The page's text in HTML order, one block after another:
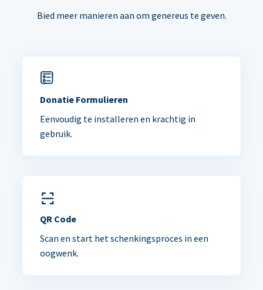
Bied meer manieren aan om genereus te geven.
Donatie Formulieren
Eenvoudig te installeren en krachtig in
gebruik.
QR Code
Scan en start het schenkingsproces in een
oogwenk.